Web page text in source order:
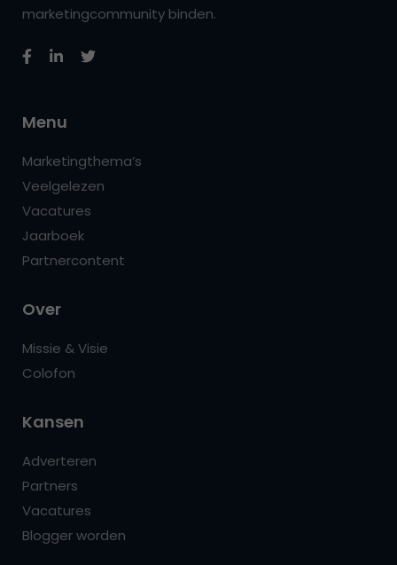
marketingcommunity binden.
Menu
Marketingthema’s
Veelgelezen
Vacatures
Jaarboek
Partnercontent
Over
Missie & Visie
Colofon
Kansen
Adverteren
Partners
Vacatures
Blogger worden